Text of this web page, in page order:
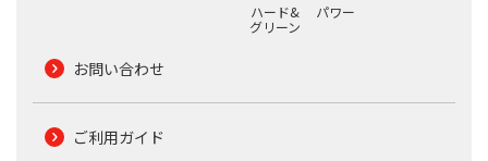
ハード&
グリーン
パワー
お問い合わせ
ご利用ガイド